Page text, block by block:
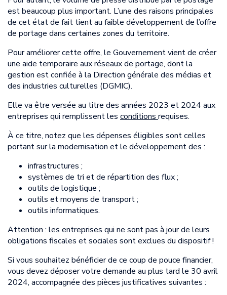
est beaucoup plus important. L’une des raisons principales
de cet état de fait tient au faible développement de l’offre
de portage dans certaines zones du territoire.
Pour améliorer cette offre, le Gouvernement vient de créer
une aide temporaire aux réseaux de portage, dont la
gestion est confiée à la Direction générale des médias et
des industries culturelles (DGMIC).
Elle va être versée au titre des années 2023 et 2024 aux
entreprises qui remplissent les conditions requises.
À ce titre, notez que les dépenses éligibles sont celles
portant sur la modernisation et le développement des :
infrastructures ;
systèmes de tri et de répartition des flux ;
outils de logistique ;
outils et moyens de transport ;
outils informatiques.
Attention : les entreprises qui ne sont pas à jour de leurs
obligations fiscales et sociales sont exclues du dispositif !
Si vous souhaitez bénéficier de ce coup de pouce financier,
vous devez déposer votre demande au plus tard le 30 avril
2024, accompagnée des pièces justificatives suivantes :